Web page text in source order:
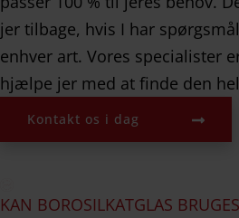
jer tilbage, hvis I har
enhver art. Vores specialister
hjælpe jer med at finde den
Kontakt os i dag
KAN BOROSILKATGLAS